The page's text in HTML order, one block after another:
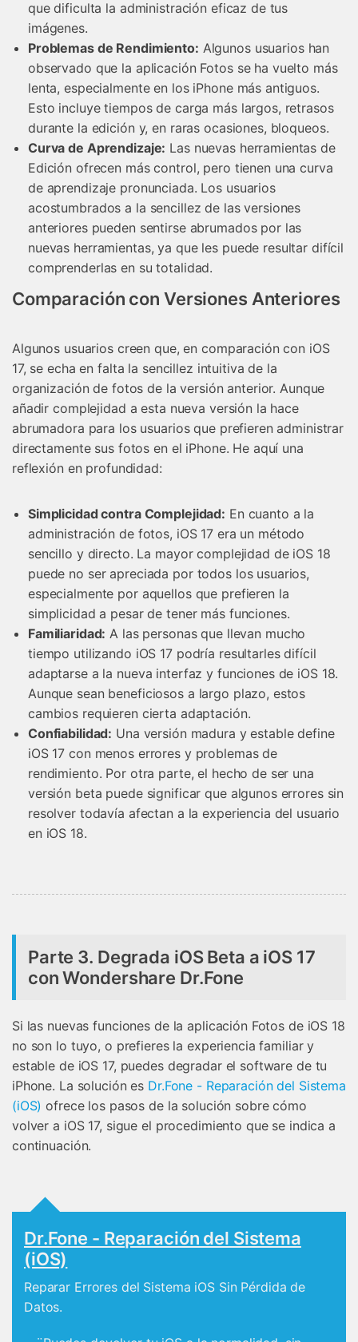
que dificulta la administración eficaz de tus
imágenes.
Problemas de Rendimiento: Algunos usuarios han
observado que la aplicación Fotos se ha vuelto más
lenta, especialmente en los iPhone más antiguos.
Esto incluye tiempos de carga más largos, retrasos
durante la edición y, en raras ocasiones, bloqueos.
Curva de Aprendizaje: Las nuevas herramientas de
Edición ofrecen más control, pero tienen una curva
de aprendizaje pronunciada. Los usuarios
acostumbrados a la sencillez de las versiones
anteriores pueden sentirse abrumados por las
nuevas herramientas, ya que les puede resultar difícil
comprenderlas en su totalidad.
Comparación con Versiones Anteriores
Algunos usuarios creen que, en comparación con iOS
17, se echa en falta la sencillez intuitiva de la
organización de fotos de la versión anterior. Aunque
añadir complejidad a esta nueva versión la hace
abrumadora para los usuarios que prefieren administrar
directamente sus fotos en el iPhone. He aquí una
reflexión en profundidad:
Simplicidad contra Complejidad: En cuanto a la
administración de fotos, iOS 17 era un método
sencillo y directo. La mayor complejidad de iOS 18
puede no ser apreciada por todos los usuarios,
especialmente por aquellos que prefieren la
simplicidad a pesar de tener más funciones.
Familiaridad: A las personas que llevan mucho
tiempo utilizando iOS 17 podría resultarles difícil
adaptarse a la nueva interfaz y funciones de iOS 18.
Aunque sean beneficiosos a largo plazo, estos
cambios requieren cierta adaptación.
Confiabilidad: Una versión madura y estable define
iOS 17 con menos errores y problemas de
rendimiento. Por otra parte, el hecho de ser una
versión beta puede significar que algunos errores sin
resolver todavía afectan a la experiencia del usuario
en iOS 18.
Parte 3. Degrada iOS Beta a iOS 17
con Wondershare Dr.Fone
Si las nuevas funciones de la aplicación Fotos de iOS 18
no son lo tuyo, o prefieres la experiencia familiar y
estable de iOS 17, puedes degradar el software de tu
iPhone. La solución es Dr.Fone - Reparación del Sistema
(iOS) ofrece los pasos de la solución sobre cómo
volver a iOS 17, sigue el procedimiento que se indica a
continuación.
Dr.Fone - Reparación del Sistema
(iOS)
Reparar Errores del Sistema iOS Sin Pérdida de
Datos.